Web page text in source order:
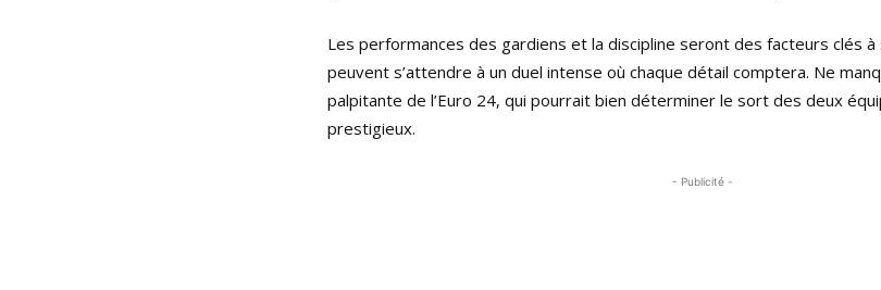
Les performances des gardiens et la discipline seront des facteurs clés à
peuvent s’attendre à un duel intense où chaque détail comptera. Ne
palpitante de l’Euro 24, qui pourrait bien déterminer le sort des deux
prestigieux.
- Publicité -